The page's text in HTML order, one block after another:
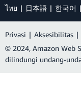
ไทย
日本語 한국어
Privasi | Aksesibilitas |
© 2024, Amazon Web
dilindungi undang-